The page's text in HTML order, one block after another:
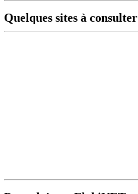
Quelques sites à consulter